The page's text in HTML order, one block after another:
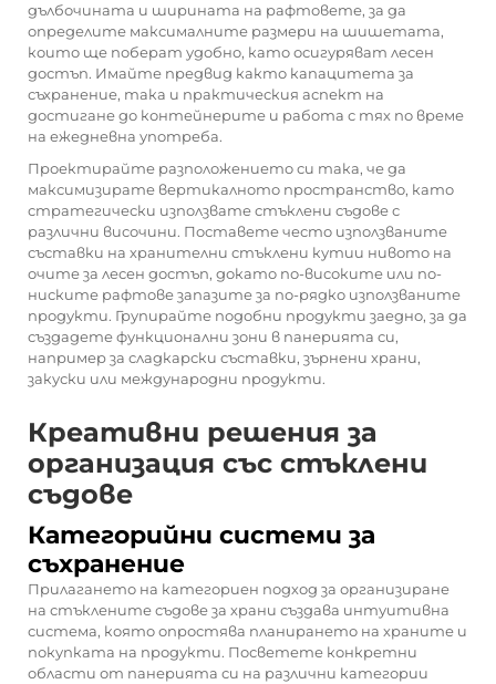
дълбочината и ширината на рафтовете, за да
определите максималните размери на шишетата,
които ще поберат удобно, като осигуряват лесен
достъп. Имайте предвид както капацитета за
съхранение, така и практическия аспект на
достигане до контейнерите и работа с тях по време
на ежедневна употреба.
Проектирайте разположението си така, че да
максимизирате вертикалното пространство, като
стратегически използвате стъклени съдове с
различни височини. Поставете често използваните
съставки на хранителни стъклени кутии нивото на
очите за лесен достъп, докато по-високите или по-
ниските рафтове запазите за по-рядко използваните
продукти. Групирайте подобни продукти заедно, за да
създадете функционални зони в панерията си,
например за сладкарски съставки, зърнени храни,
закуски или международни продукти.
Креативни решения за
организация със стъклени
съдове
Категорийни системи за
съхранение
Прилагането на категориен подход за организиране
на стъклените съдове за храни създава интуитивна
система, която опростява планирането на храните и
покупката на продукти. Посветете конкретни
области от панерията си на различни категории